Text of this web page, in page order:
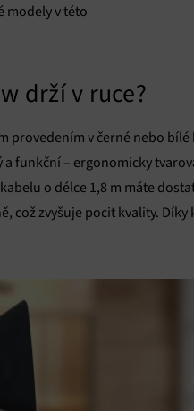
modely v této
drží v ruce?
provedením v černé nebo
funkční – ergonomicky
o délce 1,8 m máte
což zvyšuje pocit kvality.